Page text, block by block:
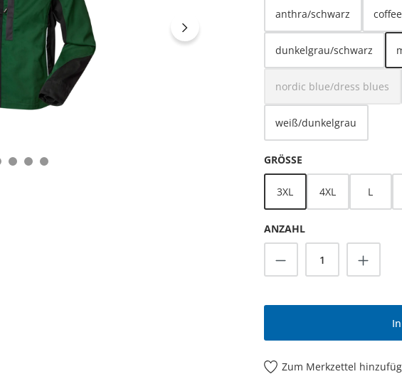
anthra/schwarz
dunkelgrau/schwarz
nordic blue/dress blues
(Diese Option ist
weiß/dunkelgrau
GRÖSSE AUSWÄHLEN
3XL 4XL L
ANZAHL
Produkt
Zum Merkzettel